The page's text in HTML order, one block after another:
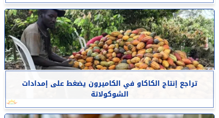
تراجع إنتاج الكاكاو في الكاميرون يضغط على إمدادات
الشوكولاتة